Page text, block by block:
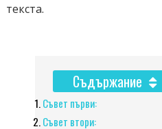
текста.
Съдържание
Съвет първи:
Съвет втори: